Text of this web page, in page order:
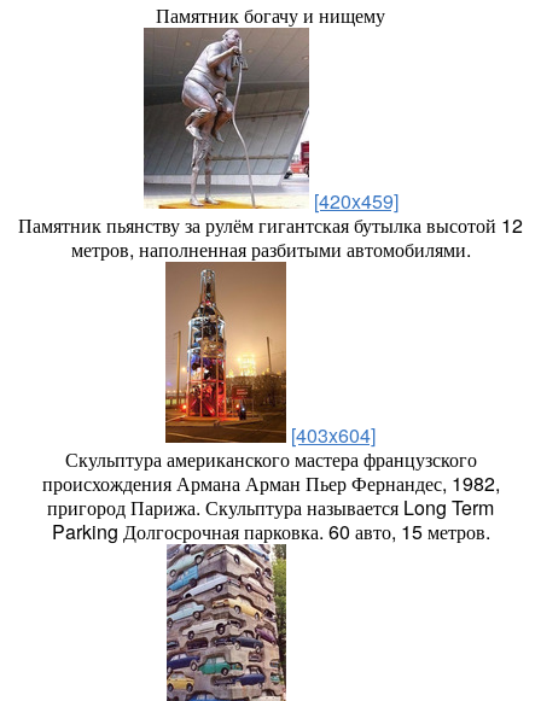
Памятник богачу и нищему
[420x459]
Памятник пьянству за рулём гигантская бутылка высотой 12
метров, наполненная разбитыми автомобилями.
[403x604]
Скульптура американского мастера французского
происхождения Армана Арман Пьер Фернандес, 1982,
пригород Парижа. Скульптура называется Long Term
Parking Долгосрочная парковка. 60 авто, 15 метров.